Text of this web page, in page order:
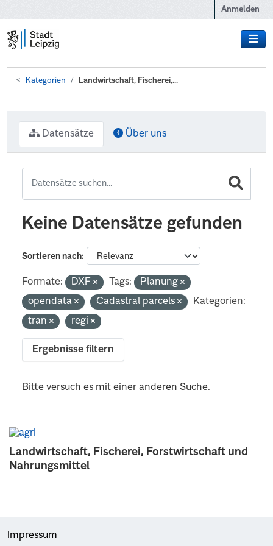
Anmelden
Kategorien Landwirtschaft, Fischerei,...
Landwirtschaft, Fischerei, Forstwirtschaft und
Nahrungsmittel
Datensätze Über uns
Keine Datensätze gefunden
Sortieren nach
Formate: DXF Tags:
Planung
opendata
Cadastral parcels
Kategorien:
tran
regi
Ergebnisse filtern
Bitte versuch es mit einer anderen Suche.
Impressum